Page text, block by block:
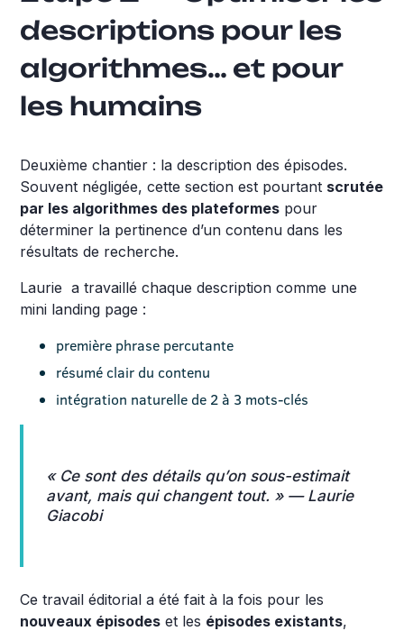
descriptions pour les
algorithmes… et pour
les humains
Deuxième chantier : la description des épisodes.
Souvent négligée, cette section est pourtant scrutée
par les algorithmes des plateformes pour
déterminer la pertinence d’un contenu dans les
résultats de recherche.
Laurie a travaillé chaque description comme une
mini landing page :
première phrase percutante
résumé clair du contenu
intégration naturelle de 2 à 3 mots-clés
« Ce sont des détails qu’on sous-estimait
avant, mais qui changent tout. » — Laurie
Giacobi
Ce travail éditorial a été fait à la fois pour les
nouveaux épisodes et les épisodes existants,